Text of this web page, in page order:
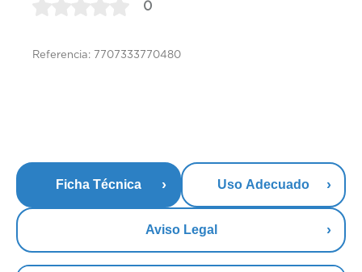
0
Referencia: 7707333770480
Ficha Técnica Uso Adecuado
Aviso Legal